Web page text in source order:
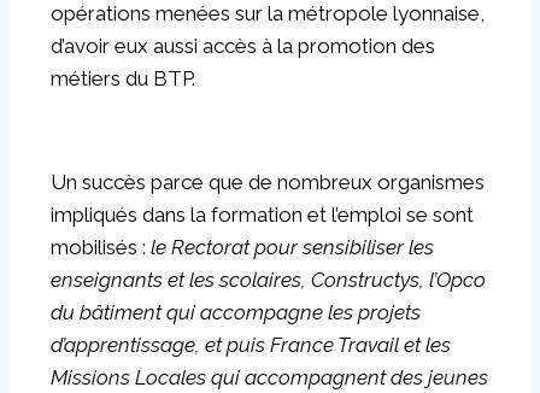
opérations menées sur la métropole lyonnaise,
d’avoir eux aussi accès à la promotion des
métiers du BTP.
Un succès parce que de nombreux organismes
impliqués dans la formation et l’emploi se sont
mobilisés : le Rectorat pour sensibiliser les
enseignants et les scolaires, Constructys, l’Opco
du bâtiment qui accompagne les projets
d’apprentissage, et puis France Travail et les
Missions Locales qui accompagnent des jeunes